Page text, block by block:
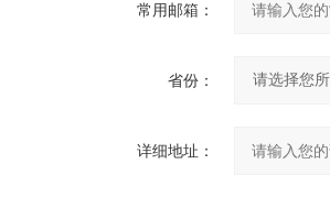
常用邮箱：
省份：
详细地址：